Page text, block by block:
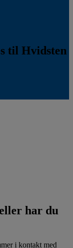
til Hvidsten
har du
i kontakt med